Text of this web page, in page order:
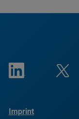
Imprint